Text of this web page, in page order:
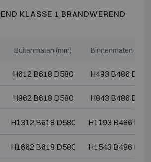
KLASSE 1 BRANDWEREND
Buitenmaten (mm) Binnenmaten (mm)
H612 B618 D580 H493 B486 D364
H962 B618 D580 H843 B486 D364
H1312 B618 D580 H1193 B486
H1662 B618 D580 H1543 B486